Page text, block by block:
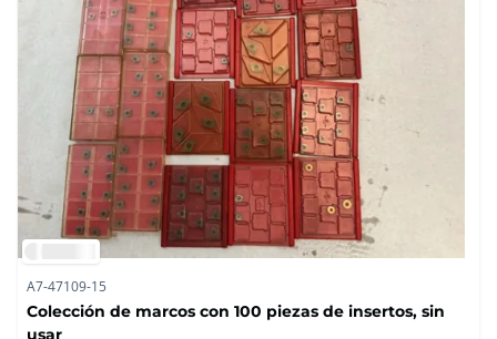
A7-47109-15
Colección de marcos con 100 piezas de insertos, sin
usar